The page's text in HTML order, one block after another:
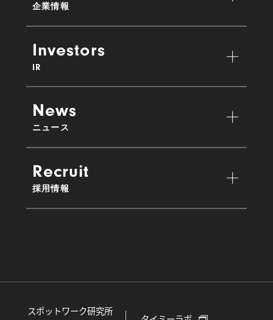
企業情報
Investors
IR
News
ニュース
Recruit
採用情報
スポットワーク研究所